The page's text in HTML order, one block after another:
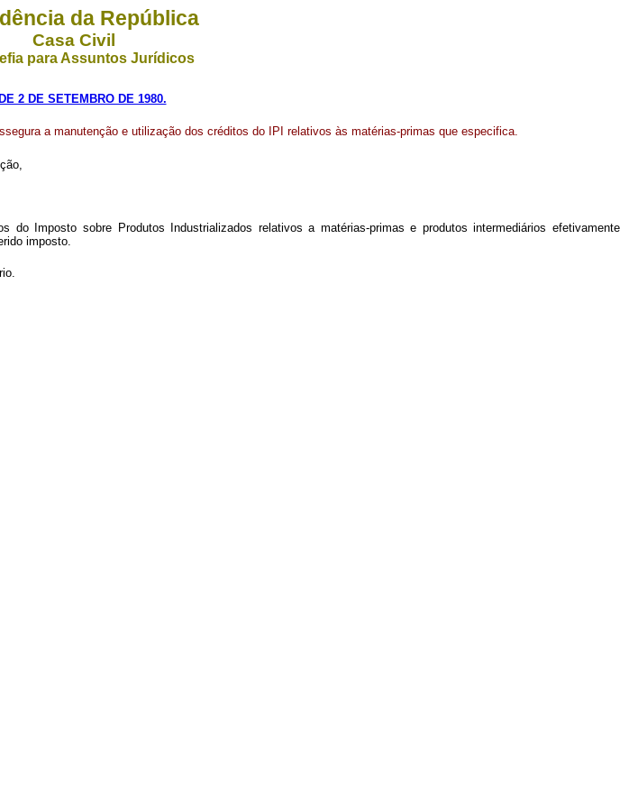
da República
Casa Civil
para Assuntos Jurídicos
2 DE SETEMBRO DE 1980.
a manutenção e utilização dos créditos do IPI relativos às matérias-primas que especifica.
Imposto sobre Produtos Industrializados relativos a matérias-primas e produtos intermediários efetivamente
imposto.